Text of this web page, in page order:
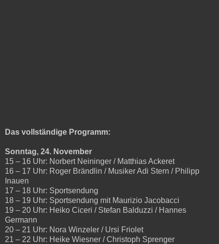
Das vollständige Programm:
Sonntag, 24. November
15 – 16 Uhr: Norbert Neininger / Matthias Ackeret
16 – 17 Uhr: Roger Brändlin / Musiker Adi Stern / Philipp
Inauen
17 – 18 Uhr: Sportsendung
18 – 19 Uhr: Sportsendung mit Maurizio Jacobacci
19 – 20 Uhr: Heiko Ciceri / Stefan Balduzzi / Hannes
Germann
20 – 21 Uhr: Nora Winzeler / Ursi Friolet
21 – 22 Uhr: Heike Wiesner / Christoph Sprenger